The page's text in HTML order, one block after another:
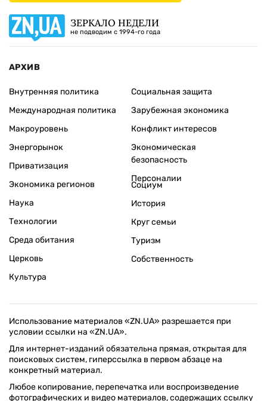
ЗЕРКАЛО НЕДЕЛИ
не подводим с 1994-го года
АРХИВ
Внутренняя политика
Международная политика
Макроуровень
Энергорынок
Приватизация
Экономика регионов
Социальная защита
Зарубежная экономика
Конфликт интересов
Экономическая
безопасность
Персоналии
Наука
Технологии
Среда обитания
Церковь
Культура
Социум
История
Круг семьи
Туризм
Собственность
Использование материалов «ZN.UA» разрешается при
условии ссылки на «ZN.UA».
Для интернет-изданий обязательна прямая, открытая для
поисковых систем, гиперссылка в первом абзаце на
конкретный материал.
Любое копирование, перепечатка или воспроизведение
фотографических и видео материалов, содержащих ссылку